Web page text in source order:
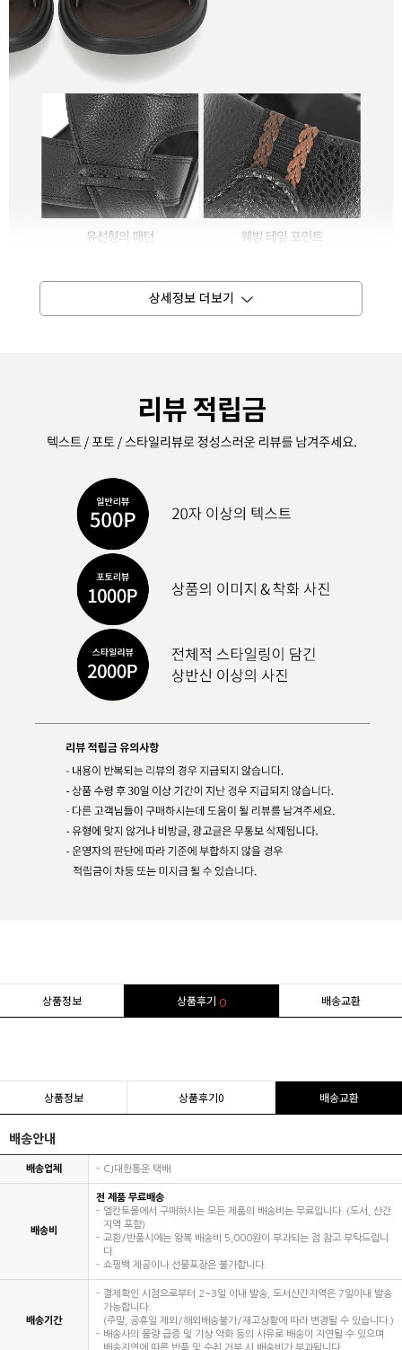
상품정보 상품후기 0 배송교환
상품정보 상품후기0 배송교환
배송안내
배송업체 CJ대한통운 택배
배송비
전 제품 무료배송
엘칸토몰에서 구매하시는 모든 제품의 배송비는 무료입니다. (도서, 산간
지역 포함)
교환/반품시에는 왕복 배송비 5,000원이 부과되는 점 참고 부탁드립니
다.
쇼핑백 제공이나 선물포장은 불가합니다.
배송기간
결제확인 시점으로부터 2~3일 이내 발송, 도서산간지역은 7일이내 발송
가능합니다.
(주말, 공휴일 제외/해외배송불가/재고상황에 따라 변경될 수 있습니다.)
배송사의 물량 급증 및 기상 악화 등의 사유로 배송이 지연될 수 있으며